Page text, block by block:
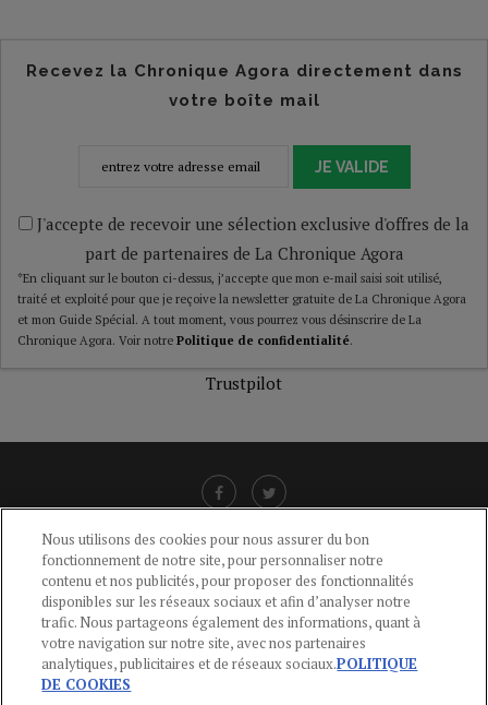
Recevez la Chronique Agora directement dans
votre boîte mail
JE VALIDE
J'accepte de recevoir une sélection exclusive d'offres de la
part de partenaires de La Chronique Agora
*En cliquant sur le bouton ci-dessus, j’accepte que mon e-mail saisi soit utilisé,
traité et exploité pour que je reçoive la newsletter gratuite de La Chronique Agora
et mon Guide Spécial. A tout moment, vous pourrez vous désinscrire de La
Chronique Agora. Voir notre Politique de confidentialité.
Trustpilot
CGU-POLITIQUE DE CONFIDENTIALITÉ -POLITIQUE DES COOKIES
MENTIONS LÉGALES -AIDE
CONTACT
Nous utilisons des cookies pour nous assurer du bon
fonctionnement de notre site, pour personnaliser notre
contenu et nos publicités, pour proposer des fonctionnalités
disponibles sur les réseaux sociaux et afin d’analyser notre
trafic. Nous partageons également des informations, quant à
votre navigation sur notre site, avec nos partenaires
analytiques, publicitaires et de réseaux sociaux.POLITIQUE
DE COOKIES